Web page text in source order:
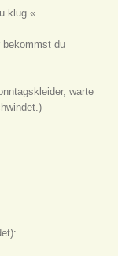
klug.«
bekommst du
warte
: